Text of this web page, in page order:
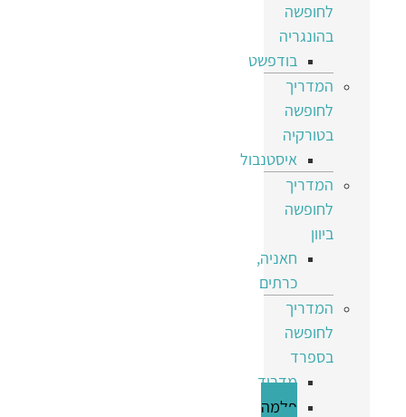
לחופשה
בהונגריה
בודפשט
המדריך
לחופשה
בטורקיה
איסטנבול
המדריך
לחופשה
ביוון
חאניה,
כרתים
המדריך
לחופשה
בספרד
מדריד
פלמה